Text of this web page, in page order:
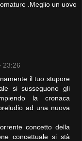
.Meglio un uovo
23:26
il tuo stupore
si susseguono gli
la cronaca
ad una nuova
concetto della
concettuale si stà